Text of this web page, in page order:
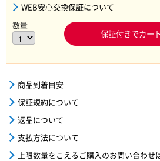
WEB安心交換保証について
数量
保証付きでカー
商品到着目安
保証規約について
返品について
支払方法について
上限数量をこえるご購入のお問い合わせ